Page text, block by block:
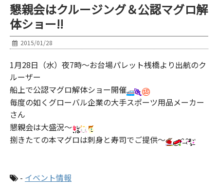
懇親会はクルージング＆公認マグロ解
体ショー!!
2015/01/28
1月28日（水）夜7時～お台場パレット桟橋より出航のク
ルーザー
船上で公認マグロ解体ショー開催
毎度の如くグローバル企業の大手スポーツ用品メーカー
さん
懇親会は大盛況～
捌きたての本マグロは刺身と寿司でご提供～
- イベント情報